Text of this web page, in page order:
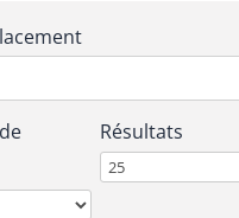
Résultats